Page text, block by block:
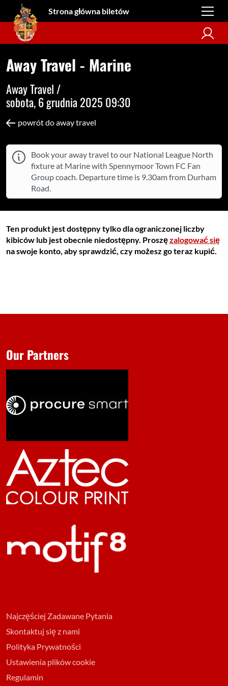
Strona główna biletów
Away Travel - Marine
Away Travel /
sobota, 6 grudnia 2025 09:30
powrót do away travel
Book your away travel to our National League North
fixture at Marine with Spennymoor Town FC Fan
Group coach. Departure time is 9.30am from Durham
Road.
Ten produkt jest dostępny tylko dla ograniczonej liczby
kibiców lub jest obecnie niedostępny. Proszęzalogować się
na swoje konto, aby sprawdzić, czy możesz go teraz kupić.
Najczęściej Zadawane Pytania
Skontaktuj się z nami
Polityka Prywatności
Ustawienia plików cookie
Regulamin
Our Partners